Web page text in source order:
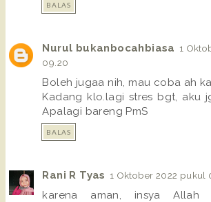
BALAS
Nurul bukanbocahbiasa 1
09.20
Boleh jugaa nih, mau coba ah
Kadang klo.lagi stres bgt, aku
Apalagi bareng PmS
BALAS
Rani R Tyas 1 Oktober 2022 pukul
karena aman, insya